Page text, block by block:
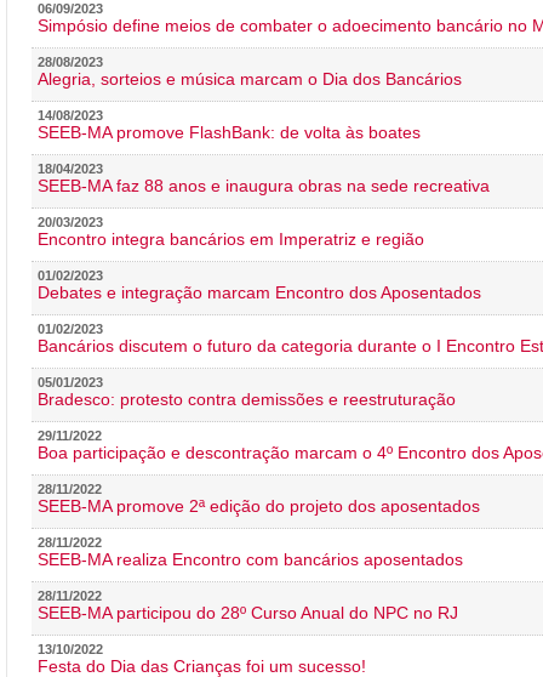
06/09/2023
Simpósio define meios de combater o adoecimento bancário no
28/08/2023
Alegria, sorteios e música marcam o Dia dos Bancários
14/08/2023
SEEB-MA promove FlashBank: de volta às boates
18/04/2023
SEEB-MA faz 88 anos e inaugura obras na sede recreativa
20/03/2023
Encontro integra bancários em Imperatriz e região
01/02/2023
Debates e integração marcam Encontro dos Aposentados
01/02/2023
Bancários discutem o futuro da categoria durante o I Encontro
05/01/2023
Bradesco: protesto contra demissões e reestruturação
29/11/2022
Boa participação e descontração marcam o 4º Encontro dos
28/11/2022
SEEB-MA promove 2ª edição do projeto dos aposentados
28/11/2022
SEEB-MA realiza Encontro com bancários aposentados
28/11/2022
SEEB-MA participou do 28º Curso Anual do NPC no RJ
13/10/2022
Festa do Dia das Crianças foi um sucesso!